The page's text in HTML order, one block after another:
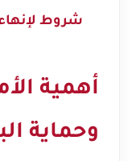
شروط
أهمية
وحماية